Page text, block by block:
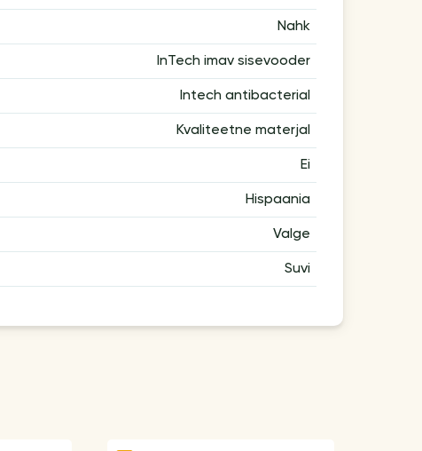
Nahk
InTech imav sisevooder
Intech antibacterial
Kvaliteetne materjal
Ei
Hispaania
Valge
Suvi